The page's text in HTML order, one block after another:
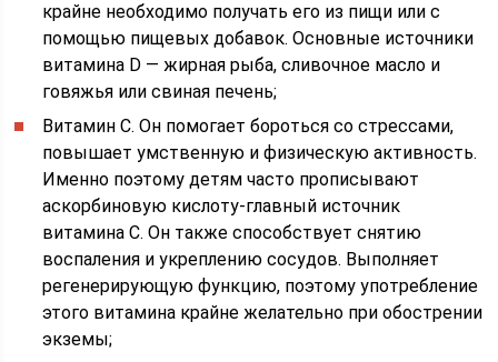
крайне необходимо получать его из пищи или с
помощью пищевых добавок. Основные источники
витамина D — жирная рыба, сливочное масло и
говяжья или свиная печень;
Витамин С. Он помогает бороться со стрессами,
повышает умственную и физическую активность.
Именно поэтому детям часто прописывают
аскорбиновую кислоту-главный источник
витамина С. Он также способствует снятию
воспаления и укреплению сосудов. Выполняет
регенерирующую функцию, поэтому употребление
этого витамина крайне желательно при обострении
экземы;